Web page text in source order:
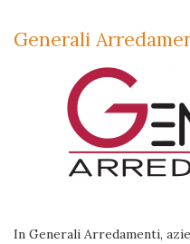
Generali
In Generali Arredamenti,